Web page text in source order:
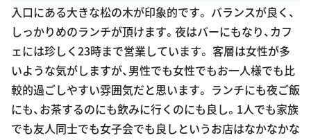
Kyoto_Kyoto_Prefecture_Kinki.html
しっかりめのランチが頂けます。夜はバーにもなり、カフ
ェには珍しく23時まで営業しています。 客層は女性が多
いような気がしますが、男性でも女性でもお一人様でも比
較的過ごしやすい雰囲気だと思います。 ランチにも夜ご飯
にも、お茶するのにも飲みに行くのにも良し。1人でも家族
でも友人同士でも女子会でも良しというお店はなかなかな
いかもしれません。